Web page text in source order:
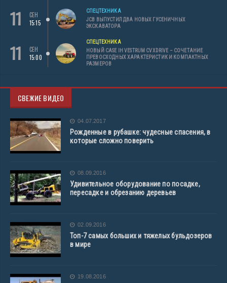
11
СЕН
15:15
СПЕЦТЕХНИКА
JCB ВЫПУСТИЛ ДВА НОВЫХ ГУСЕНИЧНЫХ
ЭКСКАВАТОРА
11
СЕН
15:00
СПЕЦТЕХНИКА
НОВЫЙ CASE IH VESTRUM CVXDRIVE – СОЧЕТАНИЕ
ПРЕВОСХОДНЫХ ХАРАКТЕРИСТИК И КОМПАКТНЫХ
РАЗМЕРОВ
СВЕЖИЕ ВИДЕО
04.07.2017
Рожденные в рубашке: чудесные спасения, в
которые сложно поверить
08.09.2016
Удивительное оборудование по посадке,
пересадке и обрезанию деревьев
02.09.2016
Топ-7 самых больших и тяжелых бульдозеров
в мире
19.08.2016